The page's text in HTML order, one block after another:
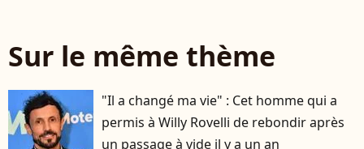
Sur le même thème
"Il a changé ma vie" : Cet homme qui a
permis à Willy Rovelli de rebondir après
un passage à vide il y a un an